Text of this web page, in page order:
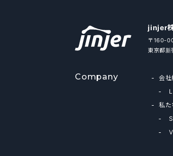
jinjer
〒160-
東京都
Company
会
私